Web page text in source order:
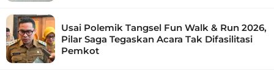
Usai Polemik Tangsel Fun Walk & Run 2026,
Pilar Saga Tegaskan Acara Tak Difasilitasi
Pemkot